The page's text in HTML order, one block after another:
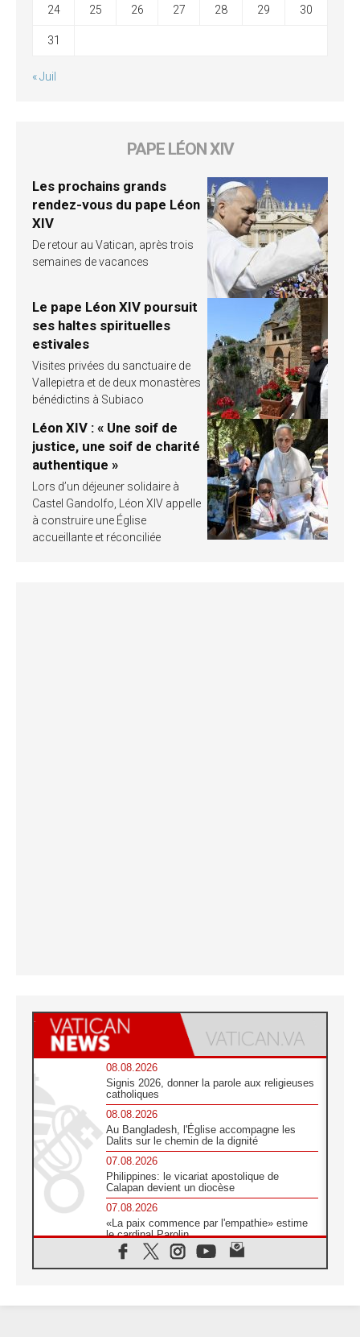
24 25 26 27 28 29 30
31
« Juil
PAPE LÉON XIV
Les prochains grands
rendez-vous du pape Léon
XIV
De retour au Vatican, après trois
semaines de vacances
Le pape Léon XIV poursuit
ses haltes spirituelles
estivales
Visites privées du sanctuaire de
Vallepietra et de deux monastères
bénédictins à Subiaco
Léon XIV : « Une soif de
justice, une soif de charité
authentique »
Lors d’un déjeuner solidaire à
Castel Gandolfo, Léon XIV appelle
à construire une Église
accueillante et réconciliée
08.08.2026
Signis 2026, donner la parole aux religieuses
catholiques
08.08.2026
Au Bangladesh, l'Église accompagne les
Dalits sur le chemin de la dignité
07.08.2026
Philippines: le vicariat apostolique de
Calapan devient un diocèse
07.08.2026
«La paix commence par l'empathie» estime
le cardinal Parolin
07.08.2026
En Colombie, «la paix ne s'achète pas avec